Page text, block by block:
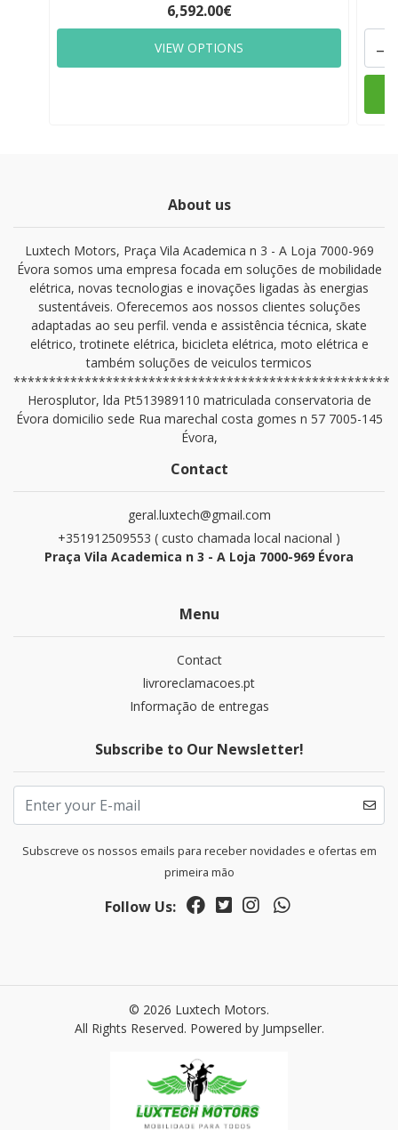
6,592.00€
VIEW OPTIONS -
About us
Luxtech Motors, Praça Vila Academica n 3 - A Loja 7000-969
Évora somos uma empresa focada em soluções de mobilidade
elétrica, novas tecnologias e inovações ligadas às energias
sustentáveis. Oferecemos aos nossos clientes soluções
adaptadas ao seu perfil. venda e assistência técnica, skate
elétrico, trotinete elétrica, bicicleta elétrica, moto elétrica e
também soluções de veiculos termicos
*****************************************************
Herosplutor, lda Pt513989110 matriculada conservatoria de
Évora domicilio sede Rua marechal costa gomes n 57 7005-145
Évora,
Contact
geral.luxtech@gmail.com
+351912509553 ( custo chamada local nacional )
Praça Vila Academica n 3 - A Loja 7000-969 Évora
Menu
Contact
livroreclamacoes.pt
Informação de entregas
Subscribe to Our Newsletter!
Subscreve os nossos emails para receber novidades e ofertas em
primeira mão
Follow Us:
© 2026 Luxtech Motors.
All Rights Reserved. Powered by Jumpseller.